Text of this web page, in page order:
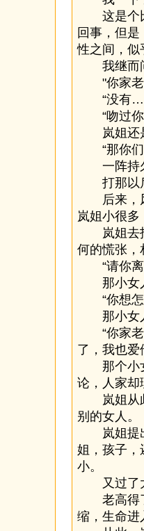
这是个比
回事，但
性之间，似
我继而
"你家老
“没有
“吻过你
岚姐还是
“那你们
一阵持久
打那以后
后来，风
岚姐小很
岚姐去找
何的慌张，
“请你离
那小女人
“你想怎
那小女人
“你家老
了，我也
那个小女
论，人家却
岚姐从此
别的女人。
岚姐提出
姐，孩子，
小。
又过了大
老高得了
缩，生命进